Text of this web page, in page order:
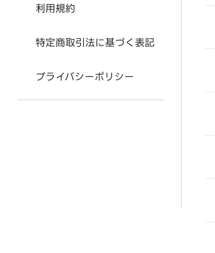
利用規約
特定商取引法に基づく表記
プライバシーポリシー